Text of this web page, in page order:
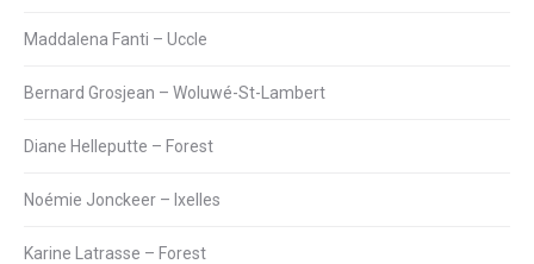
Maddalena Fanti – Uccle
Bernard Grosjean – Woluwé-St-Lambert
Diane Helleputte – Forest
Noémie Jonckeer – Ixelles
Karine Latrasse – Forest